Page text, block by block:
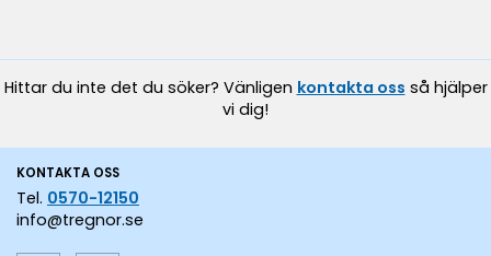
Hittar du inte det du söker? Vänligen kontakta oss så hjälper
vi dig!
KONTAKTA OSS
Tel. 0570-12150
info@tregnor.se